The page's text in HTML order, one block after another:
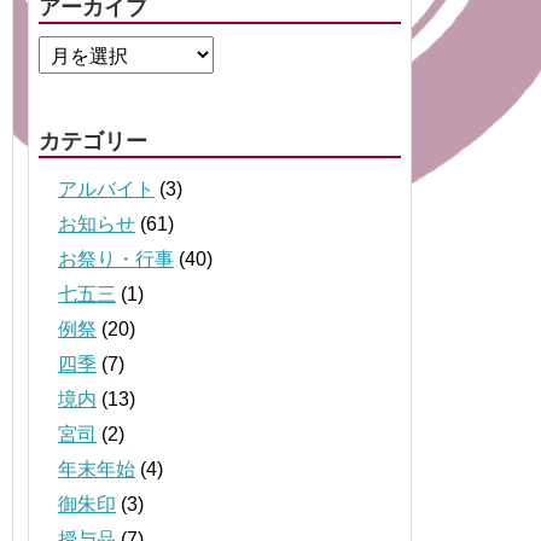
アーカイブ
カテゴリー
アルバイト (3)
お知らせ (61)
お祭り・行事 (40)
七五三 (1)
例祭 (20)
四季 (7)
境内 (13)
宮司 (2)
年末年始 (4)
御朱印 (3)